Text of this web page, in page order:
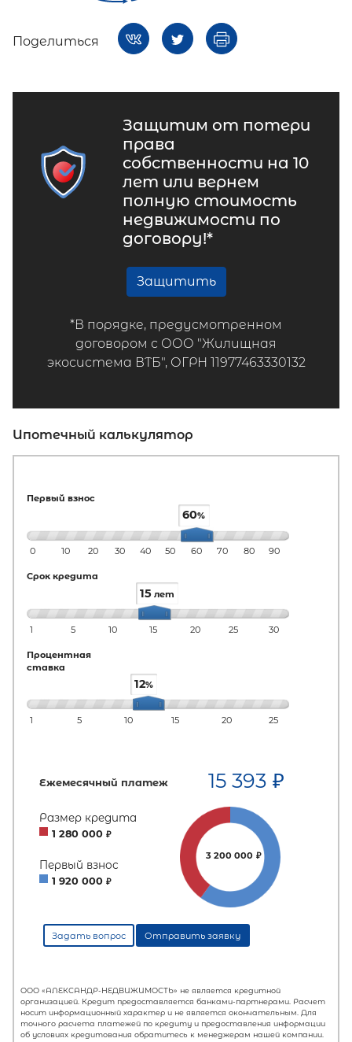
Поделиться
Защитим от потери
права
собственности на 10
лет или вернем
полную стоимость
недвижимости по
договору!*
Защитить
*В порядке, предусмотренном
договором с ООО "Жилищная
экосистема ВТБ", ОГРН 11977463330132
Ипотечный калькулятор